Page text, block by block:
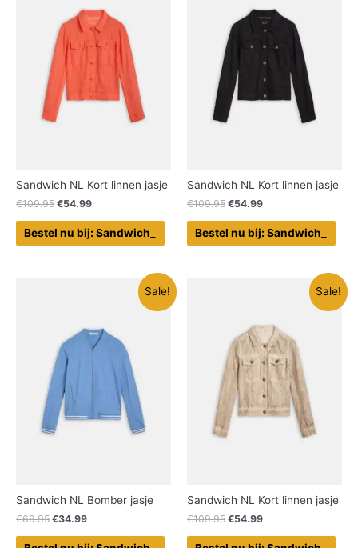
Sandwich NL Kort linnen jasje
€109.95 €54.99
Bestel nu bij: Sandwich_
Sandwich NL Kort linnen jasje
€109.95 €54.99
Bestel nu bij: Sandwich_
Sale!
Sandwich NL Bomber jasje
€69.95 €34.99
Sale!
Sandwich NL Kort linnen jasje
€109.95 €54.99